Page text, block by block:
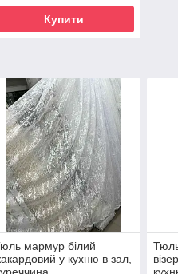
Купити
мармур білий
у кухню в зал,